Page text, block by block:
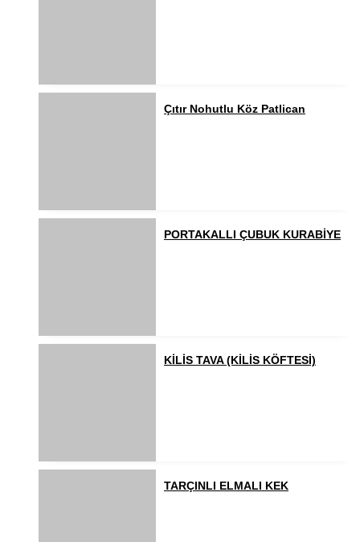
Çıtır Nohutlu Köz Patlican
PORTAKALLI ÇUBUK KURABİYE
KİLİS TAVA (KİLİS KÖFTESİ)
TARÇINLI ELMALI KEK